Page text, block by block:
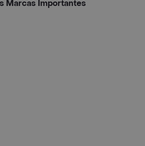
Marcas Importantes